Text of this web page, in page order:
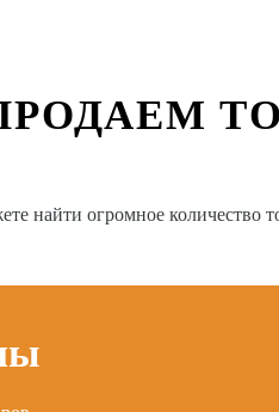
найти огромное количество